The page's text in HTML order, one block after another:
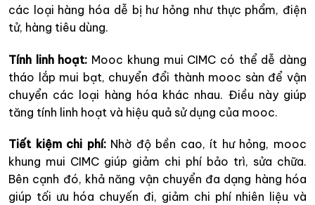
các loại hàng hóa dễ bị hư hỏng như thực phẩm, điện
tử, hàng tiêu dùng.
Tính linh hoạt: Mooc khung mui CIMC có thể dễ dàng
tháo lắp mui bạt, chuyển đổi thành mooc sàn để vận
chuyển các loại hàng hóa khác nhau. Điều này giúp
tăng tính linh hoạt và hiệu quả sử dụng của mooc.
Tiết kiệm chi phí:Nhờ độ bền cao, ít hư hỏng, mooc
khung mui CIMC giúp giảm chi phí bảo trì, sửa chữa.
Bên cạnh đó, khả năng vận chuyển đa dạng hàng hóa
giúp tối ưu hóa chuyến đi, giảm chi phí nhiên liệu và